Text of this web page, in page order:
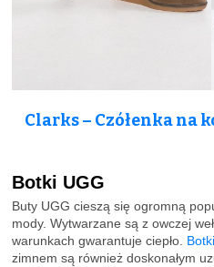
Clarks – Czółenka na
Botki UGG
Buty UGG cieszą się ogromną
mody. Wytwarzane są z owczej
warunkach gwarantuje ciepło.
zimnem są również doskonałym